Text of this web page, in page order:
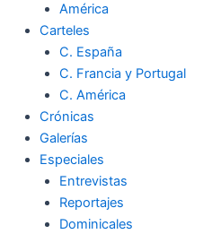
América
Carteles
C. España
C. Francia y Portugal
C. América
Crónicas
Galerías
Especiales
Entrevistas
Reportajes
Dominicales